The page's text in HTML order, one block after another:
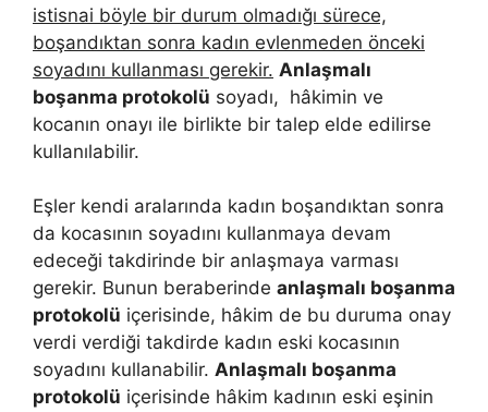
istisnai böyle bir durum olmadığı sürece,
boşandıktan sonra kadın evlenmeden önceki
soyadını kullanması gerekir. Anlaşmalı
boşanma protokolü soyadı, hâkimin ve
kocanın onayı ile birlikte bir talep elde edilirse
kullanılabilir.
Eşler kendi aralarında kadın boşandıktan sonra
da kocasının soyadını kullanmaya devam
edeceği takdirinde bir anlaşmaya varması
gerekir. Bunun beraberinde anlaşmalı boşanma
protokolü içerisinde, hâkim de bu duruma onay
verdi verdiği takdirde kadın eski kocasının
soyadını kullanabilir. Anlaşmalı boşanma
protokolü içerisinde hâkim kadının eski eşinin